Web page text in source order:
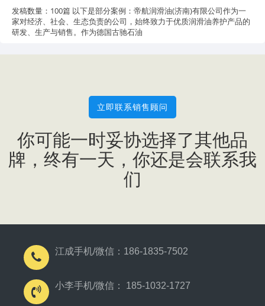
发稿数量：100篇 以下是部分案例：帝航润滑油(济南)有限公司作为一
家对经济、社会、生态负责的公司，始终致力于优质润滑油养护产品的
研发、生产与销售。作为德国古驰石油
立即联系销售顾问
你可能一时妥协选择了其他品
牌，终有一天，你还是会联系我
们
江成手机/微信：186-1835-7502
小李手机/微信： 185-1032-1727